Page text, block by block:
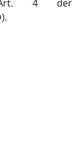
4 der